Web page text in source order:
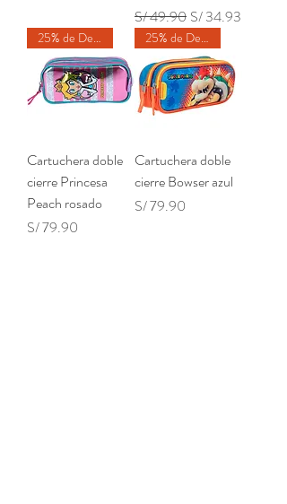
Precio
S/ 49.90 Precio de oferta
S/ 34.93
25% de Descuento
Cartuchera doble
cierre Princesa
Peach rosado
Precio
S/ 79.90
25% de Descuento
Cartuchera doble
cierre Bowser azul
Precio
S/ 79.90